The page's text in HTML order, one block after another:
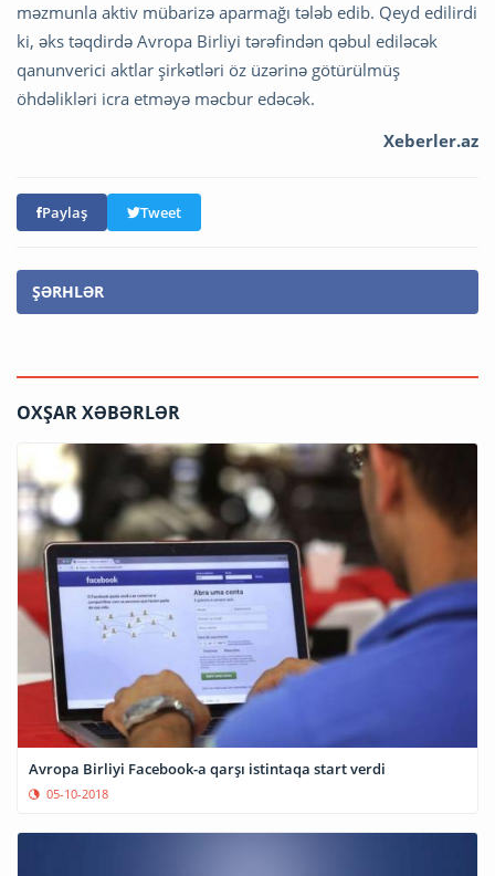
məzmunla aktiv mübarizə aparmağı tələb edib. Qeyd edilirdi
ki, əks təqdirdə Avropa Birliyi tərəfindən qəbul ediləcək
qanunverici aktlar şirkətləri öz üzərinə götürülmüş
öhdəlikləri icra etməyə məcbur edəcək.
Xeberler.az
Paylaş Tweet
ŞƏRHLƏR
OXŞAR XƏBƏRLƏR
Avropa Birliyi Facebook-a qarşı istintaqa start verdi
05-10-2018